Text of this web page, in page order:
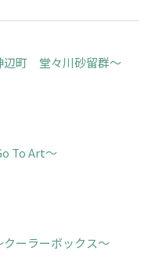
町 堂々川砂留群～
To Art～
ーラーボックス～